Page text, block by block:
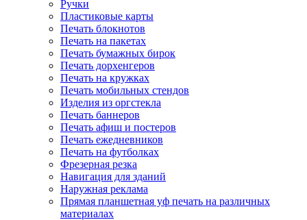
Ручки
Пластиковые карты
Печать блокнотов
Печать на пакетах
Печать бумажных бирок
Печать дорхенгеров
Печать на кружках
Печать мобильных стендов
Изделия из оргстекла
Печать баннеров
Печать афиш и постеров
Печать ежедневников
Печать на футболках
Фрезерная резка
Навигация для зданий
Наружная реклама
Прямая планшетная уф печать на различных
материалах